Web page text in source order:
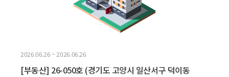
2026.06.26 ~ 2026.06.26
[부동산] 26-050호 (경기도 고양시 일산서구 덕이동